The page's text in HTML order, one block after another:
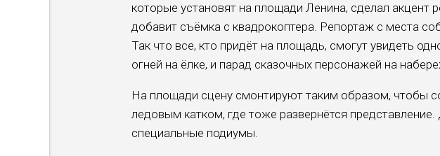
которые установят на площади Ленина, сделал акцент
добавит съёмка с квадрокоптера. Репортаж с места
Так что все, кто придёт на площадь, смогут увидеть
огней на ёлке, и парад сказочных персонажей на
На площади сцену смонтируют таким образом, чтобы
ледовым катком, где тоже развернётся
специальные подиумы.